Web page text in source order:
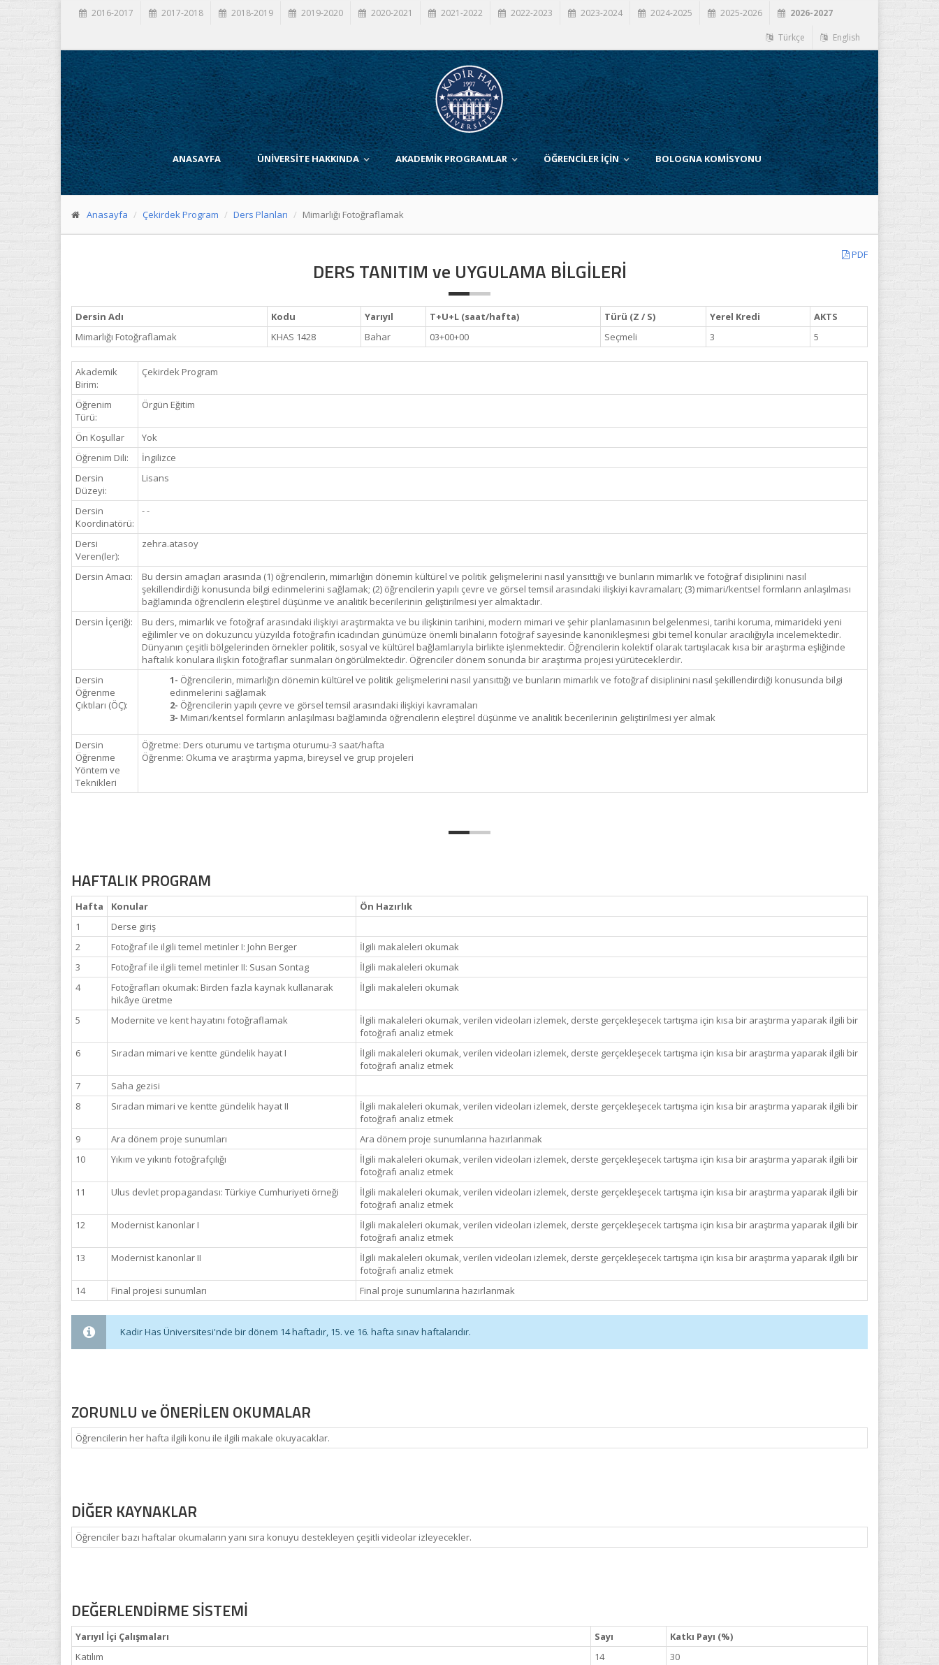
2016-2017 2017-2018 2018-2019 2019-2020 2020-2021 2021-2022 2022-2023 2023-2024 2024-2025 2025-2026 2026-2027
Türkçe English
ANASAYFA ÜNİVERSİTE HAKKINDA AKADEMİK PROGRAMLAR ÖĞRENCİLER İÇİN BOLOGNA KOMİSYONU
Anasayfa Çekirdek Program Ders Planları Mimarlığı Fotoğraflamak
PDF
DERS TANITIM ve UYGULAMA BİLGİLERİ
Dersin Adı Kodu Yarıyıl T+U+L (saat/hafta) Türü (Z / S) Yerel Kredi
AKTS
Mimarlığı Fotoğraflamak
KHAS 1428 Bahar 03+00+00 Seçmeli 3 5
Akademik
Birim:
Çekirdek Program
Öğrenim
Türü:
Örgün Eğitim
Ön Koşullar
Yok
Öğrenim Dili:
İngilizce
Dersin
Düzeyi:
Lisans
Dersin
Koordinatörü:
- -
Dersi
Veren(ler):
zehra.atasoy
Dersin Amacı:
Bu dersin amaçları arasında (1) öğrencilerin, mimarlığın dönemin kültürel ve politik gelişmelerini nasıl yansıttığı ve bunların mimarlık ve fotoğraf disiplinini nasıl
şekillendirdiği konusunda bilgi edinmelerini sağlamak; (2) öğrencilerin yapılı çevre ve görsel temsil arasındaki ilişkiyi kavramaları; (3) mimari/kentsel formların anlaşılması
bağlamında öğrencilerin eleştirel düşünme ve analitik becerilerinin geliştirilmesi yer almaktadır.
Dersin İçeriği:
Bu ders, mimarlık ve fotoğraf arasındaki ilişkiyi araştırmakta ve bu ilişkinin tarihini, modern mimari ve şehir planlamasının belgelenmesi, tarihi koruma, mimarideki yeni
eğilimler ve on dokuzuncu yüzyılda fotoğrafın icadından günümüze önemli binaların fotoğraf sayesinde kanonikleşmesi gibi temel konular aracılığıyla incelemektedir.
Dünyanın çeşitli bölgelerinden örnekler politik, sosyal ve kültürel bağlamlarıyla birlikte işlenmektedir. Öğrencilerin kolektif olarak tartışılacak kısa bir araştırma eşliğinde
haftalık konulara ilişkin fotoğraflar sunmaları öngörülmektedir. Öğrenciler dönem sonunda bir araştırma projesi yürüteceklerdir.
Dersin
Öğrenme
Çıktıları (ÖÇ):
1- Öğrencilerin, mimarlığın dönemin kültürel ve politik gelişmelerini nasıl yansıttığı ve bunların mimarlık ve fotoğraf disiplinini nasıl şekillendirdiği konusunda bilgi
edinmelerini sağlamak
2- Öğrencilerin yapılı çevre ve görsel temsil arasındaki ilişkiyi kavramaları
3- Mimari/kentsel formların anlaşılması bağlamında öğrencilerin eleştirel düşünme ve analitik becerilerinin geliştirilmesi yer almak
Dersin
Öğrenme
Yöntem ve
Teknikleri
Öğretme: Ders oturumu ve tartışma oturumu-3 saat/hafta
Öğrenme: Okuma ve araştırma yapma, bireysel ve grup projeleri
HAFTALIK PROGRAM
Hafta Konular
Ön Hazırlık
1
Derse giriş
2
Fotoğraf ile ilgili temel metinler I: John Berger
İlgili makaleleri okumak
3
Fotoğraf ile ilgili temel metinler II: Susan Sontag
İlgili makaleleri okumak
4
Fotoğrafları okumak: Birden fazla kaynak kullanarak
hikâye üretme
İlgili makaleleri okumak
5 Modernite ve kent hayatını fotoğraflamak
İlgili makaleleri okumak, verilen videoları izlemek, derste gerçekleşecek tartışma için kısa bir araştırma yaparak ilgili bir
fotoğrafı analiz etmek
6
Sıradan mimari ve kentte gündelik hayat I
İlgili makaleleri okumak, verilen videoları izlemek, derste gerçekleşecek tartışma için kısa bir araştırma yaparak ilgili bir
fotoğrafı analiz etmek
7
Saha gezisi
8
Sıradan mimari ve kentte gündelik hayat II
İlgili makaleleri okumak, verilen videoları izlemek, derste gerçekleşecek tartışma için kısa bir araştırma yaparak ilgili bir
fotoğrafı analiz etmek
9
Ara dönem proje sunumları
Ara dönem proje sunumlarına hazırlanmak
10
Yıkım ve yıkıntı fotoğrafçılığı
İlgili makaleleri okumak, verilen videoları izlemek, derste gerçekleşecek tartışma için kısa bir araştırma yaparak ilgili bir
fotoğrafı analiz etmek
11
Ulus devlet propagandası: Türkiye Cumhuriyeti örneği
İlgili makaleleri okumak, verilen videoları izlemek, derste gerçekleşecek tartışma için kısa bir araştırma yaparak ilgili bir
fotoğrafı analiz etmek
12
Modernist kanonlar I
İlgili makaleleri okumak, verilen videoları izlemek, derste gerçekleşecek tartışma için kısa bir araştırma yaparak ilgili bir
fotoğrafı analiz etmek
13
Modernist kanonlar II
İlgili makaleleri okumak, verilen videoları izlemek, derste gerçekleşecek tartışma için kısa bir araştırma yaparak ilgili bir
fotoğrafı analiz etmek
14
Final projesi sunumları Final proje sunumlarına hazırlanmak
Kadir Has Üniversitesi'nde bir dönem 14 haftadır, 15. ve 16. hafta sınav haftalarıdır.
ZORUNLU ve ÖNERİLEN OKUMALAR
Öğrencilerin her hafta ilgili konu ile ilgili makale okuyacaklar.
DİĞER KAYNAKLAR
Öğrenciler bazı haftalar okumaların yanı sıra konuyu destekleyen çeşitli videolar izleyecekler.
DEĞERLENDİRME SİSTEMİ
Yarıyıl İçi Çalışmaları Sayı
Katkı Payı (%)
Katılım
14
30